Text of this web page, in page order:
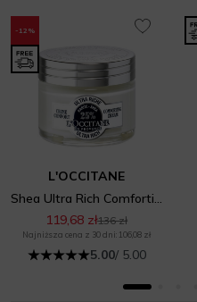
-12%
L'OCCITANE
Shea Ultra Rich Comforting Cream
119,68 zł136 zł
Najniższa cena z 30 dni: 106,08 zł
5.00/ 5.00